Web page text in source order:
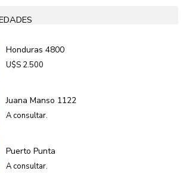
Honduras 4800
U$S 2.500
Juana Manso 1122
A consultar.
Puerto Punta
A consultar.